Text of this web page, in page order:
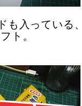
も入っている
ト。